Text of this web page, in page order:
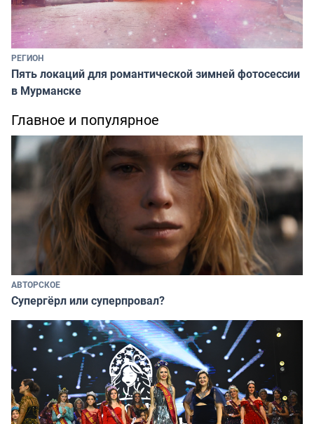
РЕГИОН
Пять локаций для романтической зимней фотосессии
в Мурманске
Главное и популярное
АВТОРСКОЕ
Супергёрл или суперпровал?